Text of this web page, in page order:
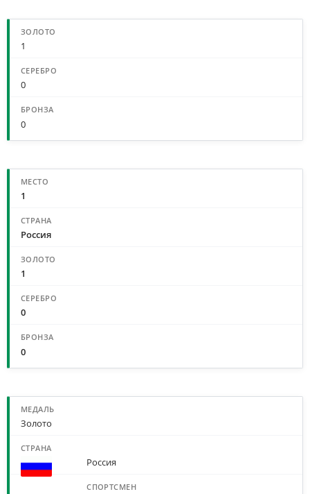
СВОДНЫЙ МЕДАЛЬНЫЙ ЗАЧЕТ
1
0
0
МЕДАЛЬНЫЙ ЗАЧЕТ ПО СТРАНАМ
1
Россия
1
0
0
МЕДАЛИ ПО СПОРТСМЕНАМ И ДИСЦИПЛИНАМ
Золото
Россия